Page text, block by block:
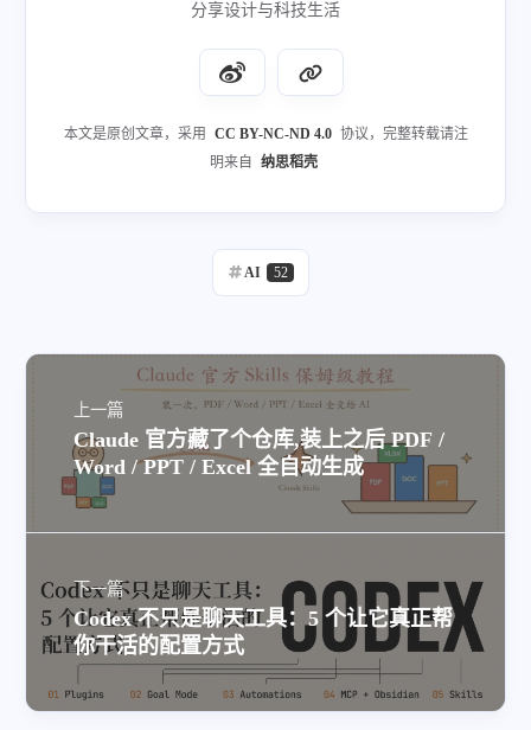
分享设计与科技生活
本文是原创文章，采用 CC BY-NC-ND 4.0 协议，完整转载请注
明来自
纳思稻壳
AI 52
上一篇
Claude 官方藏了个仓库,装上之后 PDF /
Word / PPT / Excel 全自动生成
下一篇
Codex 不只是聊天工具：5 个让它真正帮
你干活的配置方式